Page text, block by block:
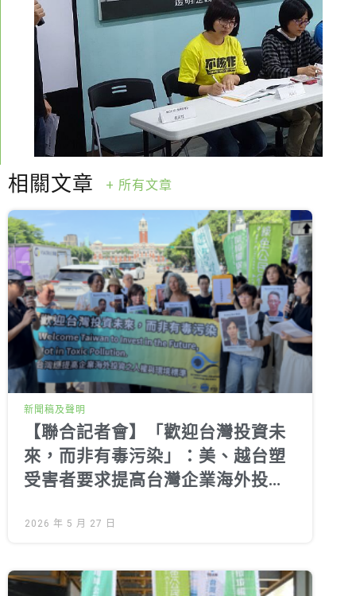
加入志工
六輕超標事件
兩萬五千筆台塑六輕的超標數
據，為何一眨眼間都「消失」
了？
詳細了解
相關文章 + 所有文章
新聞稿及聲明
【聯合記者會】「歡迎台灣投資未
來，而非有毒污染」：美、越台塑
受害者要求提高台灣企業海外投資
2026 年 5 月 27 日